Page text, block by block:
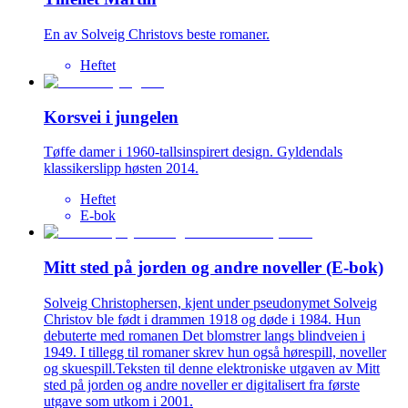
En av Solveig Christovs beste romaner.
Heftet
Korsvei i jungelen
Tøffe damer i 1960-tallsinspirert design. Gyldendals
klassikerslipp høsten 2014.
Heftet
E-bok
Mitt sted på jorden og andre noveller (E-bok)
Solveig Christophersen, kjent under pseudonymet Solveig
Christov ble født i drammen 1918 og døde i 1984. Hun
debuterte med romanen Det blomstrer langs blindveien i
1949. I tillegg til romaner skrev hun også hørespill, noveller
og skuespill.Teksten til denne elektroniske utgaven av Mitt
sted på jorden og andre noveller er digitalisert fra første
utgave som utkom i 2001.